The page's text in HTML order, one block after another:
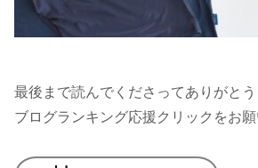
最後まで読んでくださってありがとう
ブログランキング応援クリックをお願